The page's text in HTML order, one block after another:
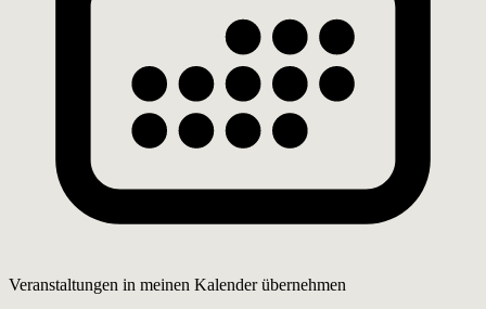
Veranstaltungen in meinen Kalender übernehmen